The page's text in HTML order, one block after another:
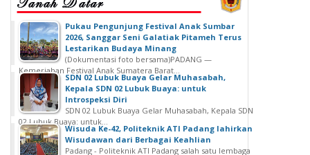
‎Pukau Pengunjung Festival Anak Sumbar
2026, Sanggar Seni Galatiak Pitameh Terus
Lestarikan Budaya Minang
(Dokumentasi foto bersama)‎‎PADANG —
Kemeriahan Festival Anak Sumatera Barat...
SDN 02 Lubuk Buaya Gelar Muhasabah,
Kepala SDN 02 Lubuk Buaya: untuk
Introspeksi Diri
SDN 02 Lubuk Buaya Gelar Muhasabah, Kepala SDN
02 Lubuk Buaya: untuk...
Wisuda Ke-42, Politeknik ATI Padang lahirkan
Wisudawan dari Berbagai Keahlian
Padang - Politeknik ATI Padang salah satu lembaga